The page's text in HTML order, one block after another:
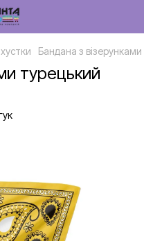
Бандана з
турецький